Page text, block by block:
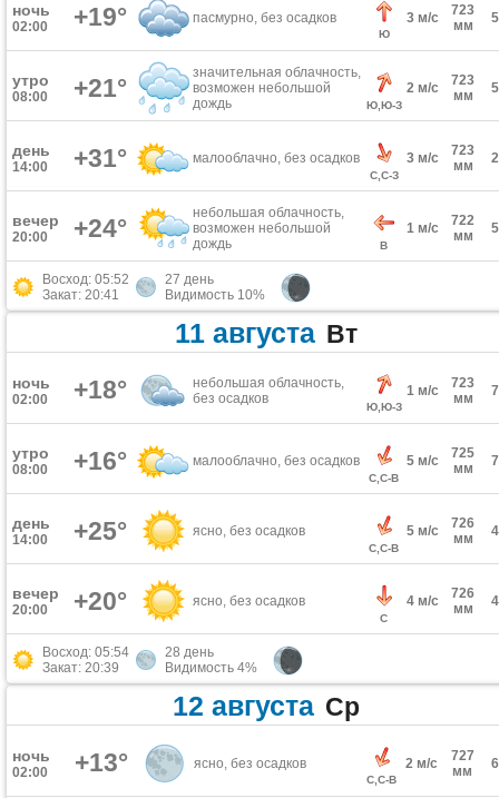
ночь
02:00 +19° пасмурно, без осадков
Ю
3 м/с
723
мм
утро
08:00 +21°
значительная облачность,
возможен небольшой
дождь
Ю,Ю-З
2 м/с
723
мм
день
14:00 +31° малооблачно, без осадков
С,С-З
3 м/с
723
мм
вечер
20:00 +24°
небольшая облачность,
возможен небольшой
дождь
В
1 м/с
722
мм
Восход: 05:52
Закат: 20:41
27 день
Видимость 10%
11 августа Вт
ночь
02:00 +18°
небольшая облачность,
без осадков
Ю,Ю-З
1 м/с
723
мм
утро
08:00 +16° малооблачно, без осадков
С,С-В
5 м/с
725
мм
день
14:00 +25° ясно, без осадков
С,С-В
5 м/с
726
мм
вечер
20:00 +20° ясно, без осадков
С
4 м/с
726
мм
Восход: 05:54
Закат: 20:39
28 день
Видимость 4%
12 августа Ср
ночь
02:00 +13° ясно, без осадков
С,С-В
2 м/с
727
мм